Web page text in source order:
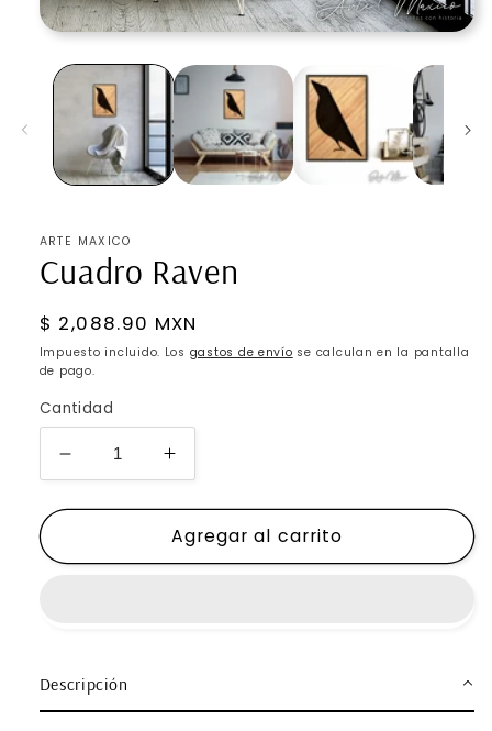
Abrir
multimedia
modal
ARTE MAXICO
Cuadro Raven
Precio
habitual
$ 2,088.90 MXN
Impuesto incluido. Los gastos de envío se calculan en la pantalla
de pago.
Cantidad
Reducir
cantidad
para
Raven
Aumentar
cantidad
para
Cuadro
Raven
Agregar al carrito
Descripción